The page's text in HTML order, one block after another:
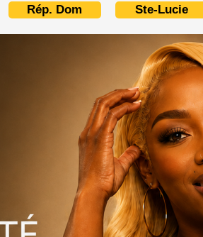
Rép. Dom Ste-Lucie